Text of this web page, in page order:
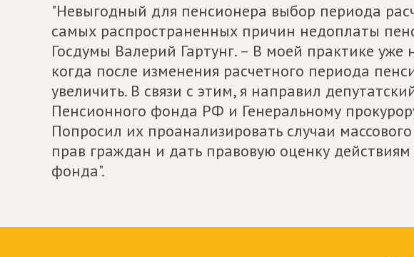
"Невыгодный для пенсионера выбор периода
самых распространенных причин недоплаты
Госдумы Валерий Гартунг. – В моей практике уже
когда после изменения расчетного периода
увеличить. В связи с этим, я направил
Пенсионного фонда РФ и Генеральному
Попросил их проанализировать случаи
прав граждан и дать правовую оценку
фонда".